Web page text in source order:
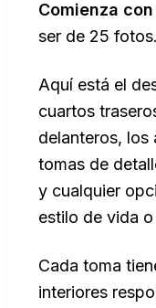
Comienza
ser de 25
Aquí está el
cuartos
delanteros, los
tomas de
y cualquier
estilo de vida
Cada toma
interiores